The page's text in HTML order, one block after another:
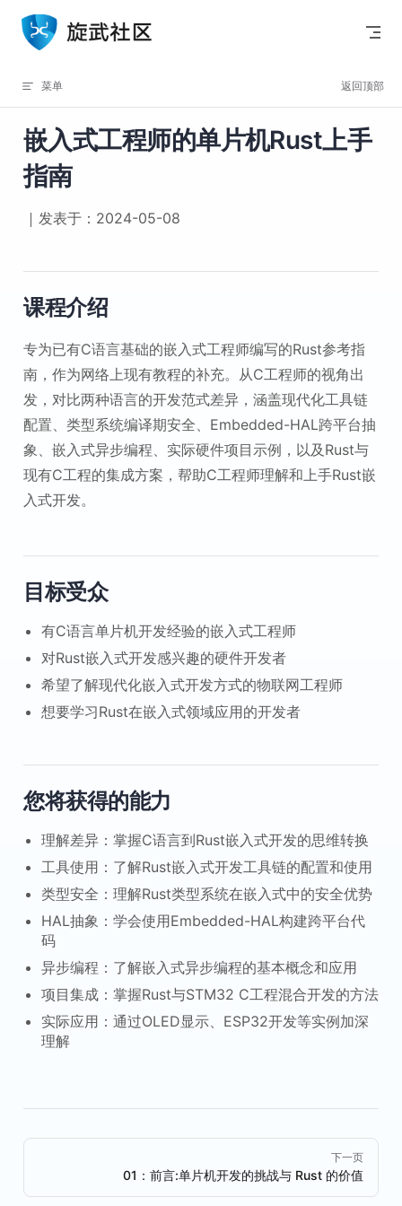
Skip to content
菜单 返回顶部
嵌入式工程师的单片机Rust上手
指南
发表于：2024-05-08
课程介绍
专为已有C语言基础的嵌入式工程师编写的Rust参考指
南，作为网络上现有教程的补充。从C工程师的视角出
发，对比两种语言的开发范式差异，涵盖现代化工具链
配置、类型系统编译期安全、Embedded-HAL跨平台抽
象、嵌入式异步编程、实际硬件项目示例，以及Rust与
现有C工程的集成方案，帮助C工程师理解和上手Rust嵌
入式开发。
目标受众
有C语言单片机开发经验的嵌入式工程师
对Rust嵌入式开发感兴趣的硬件开发者
希望了解现代化嵌入式开发方式的物联网工程师
想要学习Rust在嵌入式领域应用的开发者
您将获得的能力
理解差异：掌握C语言到Rust嵌入式开发的思维转换
工具使用：了解Rust嵌入式开发工具链的配置和使用
类型安全：理解Rust类型系统在嵌入式中的安全优势
HAL抽象：学会使用Embedded-HAL构建跨平台代
码
异步编程：了解嵌入式异步编程的基本概念和应用
项目集成：掌握Rust与STM32 C工程混合开发的方法
实际应用：通过OLED显示、ESP32开发等实例加深
理解
Pager
下一页
01：前言:单片机开发的挑战与 Rust 的价值